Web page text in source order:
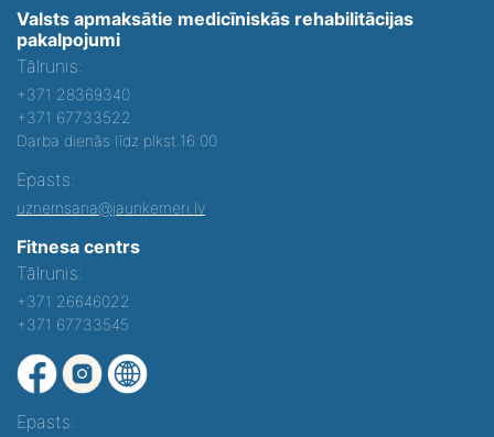
Valsts apmaksātie medicīniskās rehabilitācijas
pakalpojumi
Tālrunis:
+371 28369340
+371 67733522
Darba dienās līdz plkst.16:00
Epasts:
uznemsana@jaunkemeri.lv
Fitnesa centrs
Tālrunis:
+371 26646022
+371 67733545
Epasts: